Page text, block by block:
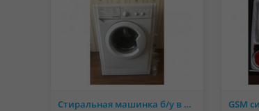
Стиральная машинка б/у в отличном состоянии